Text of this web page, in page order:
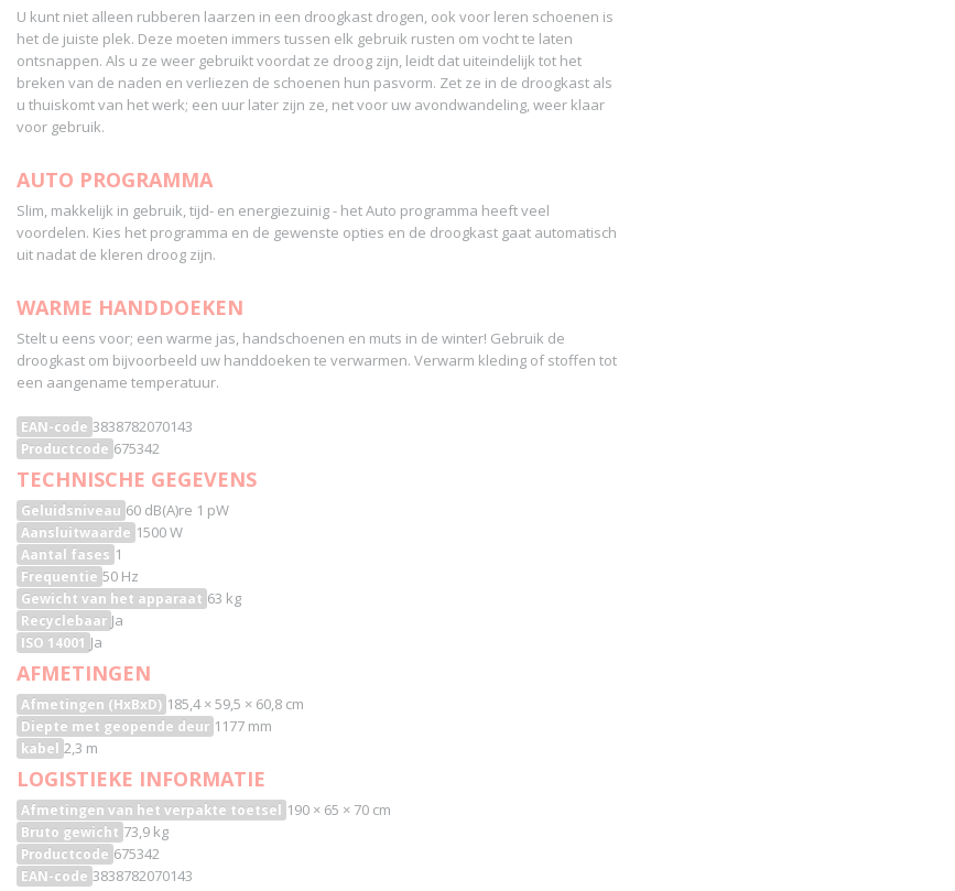
U kunt niet alleen rubberen laarzen in een droogkast drogen, ook voor leren schoenen is
het de juiste plek. Deze moeten immers tussen elk gebruik rusten om vocht te laten
ontsnappen. Als u ze weer gebruikt voordat ze droog zijn, leidt dat uiteindelijk tot het
breken van de naden en verliezen de schoenen hun pasvorm. Zet ze in de droogkast als
u thuiskomt van het werk; een uur later zijn ze, net voor uw avondwandeling, weer klaar
voor gebruik.
AUTO PROGRAMMA
Slim, makkelijk in gebruik, tijd- en energiezuinig - het Auto programma heeft veel
voordelen. Kies het programma en de gewenste opties en de droogkast gaat automatisch
uit nadat de kleren droog zijn.
WARME HANDDOEKEN
Stelt u eens voor; een warme jas, handschoenen en muts in de winter! Gebruik de
droogkast om bijvoorbeeld uw handdoeken te verwarmen. Verwarm kleding of stoffen tot
een aangename temperatuur.
EAN-code 3838782070143
Productcode 675342
TECHNISCHE GEGEVENS
Geluidsniveau 60 dB(A)re 1 pW
Aansluitwaarde 1500 W
Aantal fases 1
Frequentie 50 Hz
Gewicht van het apparaat 63 kg
Recyclebaar Ja
ISO 14001 Ja
AFMETINGEN
Afmetingen (HxBxD) 185,4 × 59,5 × 60,8 cm
Diepte met geopende deur 1177 mm
kabel 2,3 m
LOGISTIEKE INFORMATIE
Afmetingen van het verpakte toetsel 190 × 65 × 70 cm
Bruto gewicht 73,9 kg
Productcode 675342
EAN-code 3838782070143